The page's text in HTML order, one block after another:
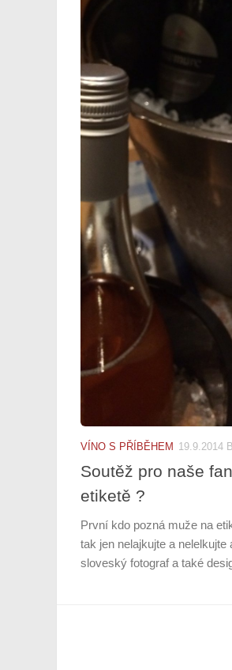
VÍNO S PŘÍBĚHEM 19.9.2014
Soutěž pro naše
etiketě ?
První kdo pozná muže na
tak jen nelajkujte a
sloveský fotograf a také